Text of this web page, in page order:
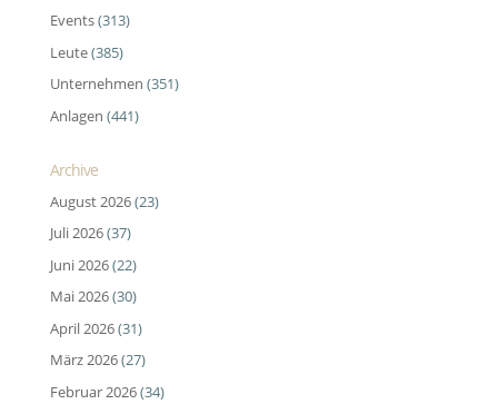
Events(313)
Leute(385)
Unternehmen (351)
Anlagen (441)
Archive
August 2026(23)
Juli 2026(37)
Juni 2026(22)
Mai 2026(30)
April 2026(31)
März 2026(27)
Februar 2026(34)